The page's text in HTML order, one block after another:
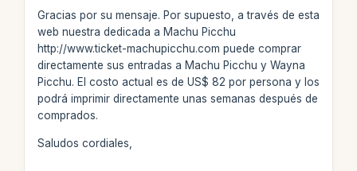
Gracias por su mensaje. Por supuesto, a través de esta
web nuestra dedicada a Machu Picchu
http://www.ticket-machupicchu.com puede comprar
directamente sus entradas a Machu Picchu y Wayna
Picchu. El costo actual es de US$ 82 por persona y los
podrá imprimir directamente unas semanas después de
comprados.
Saludos cordiales,